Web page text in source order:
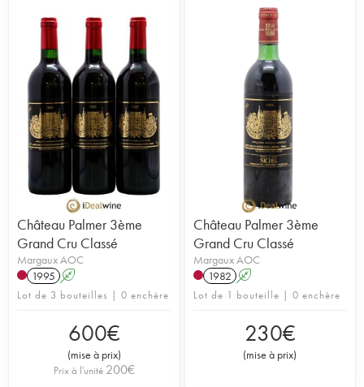
Château Palmer 3ème
Grand Cru Classé
Margaux AOC
1995 A
Lot de 3 bouteilles | 0 enchère
600€
(mise à prix)
Prix à l'unité 200€
Château Palmer 3ème
Grand Cru Classé
Margaux AOC
1982 A
Lot de 1 bouteille | 0 enchère
230€
(mise à prix)